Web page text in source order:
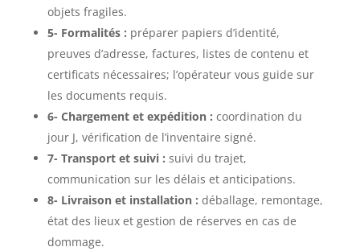
objets fragiles.
5- Formalités : préparer papiers d’identité,
preuves d’adresse, factures, listes de contenu et
certificats nécessaires; l’opérateur vous guide sur
les documents requis.
6- Chargement et expédition : coordination du
jour J, vérification de l’inventaire signé.
7- Transport et suivi : suivi du trajet,
communication sur les délais et anticipations.
8- Livraison et installation : déballage, remontage,
état des lieux et gestion de réserves en cas de
dommage.